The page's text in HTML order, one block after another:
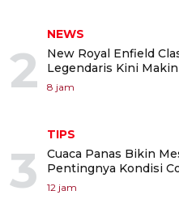
2
NEWS
New Royal Enfield
Legendaris Kini
8 jam
3
TIPS
Cuaca Panas Bikin
Pentingnya Kondisi
12 jam